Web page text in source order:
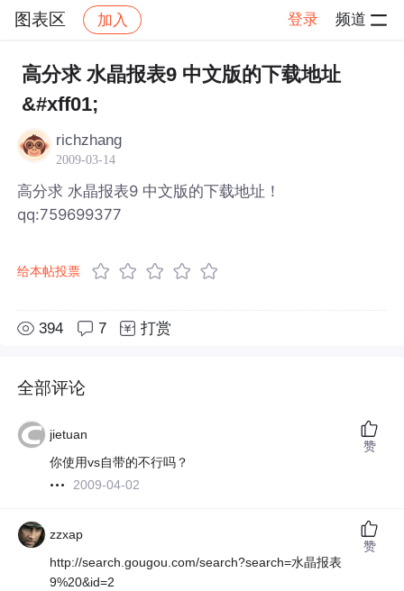
图表区 加入 登录 频道
社区 图表区 帖子详情
高分求 水晶报表9 中文版的下载地址
&#xff01;
richzhang
2009-03-14
高分求 水晶报表9 中文版的下载地址！
qq:759699377
给本帖投票
394 7 打赏
全部评论
jietuan
你使用vs自带的不行吗？
2009-04-02
赞
zzxap
http://search.gougou.com/search?search=水晶报表
9%20&id=2
赞